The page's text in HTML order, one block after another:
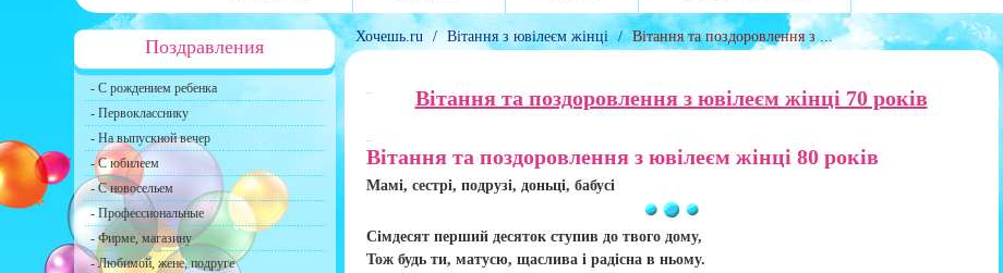
Поздравления
- С рождением ребенка
- Первокласснику
- На выпускной вечер
- С юбилеем
- С новосельем
- Профессиональные
- Фирме, магазину
- Любимой, жене, подруге
Хочешь.ru / Вітання з ювілеєм жінці / Вітання та поздоровлення з ...
Вітання та поздоровлення з ювілеєм жінці 70 років
Вітання та поздоровлення з ювілеєм жінці 80 років
Мамі, сестрі, подрузі, доньці, бабусі
Сімдесят перший десяток ступив до твого дому,
Тож будь ти, матусю, щаслива і радісна в ньому.